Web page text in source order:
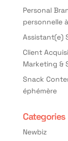
Personal
personnelle
Assistant(e)
Client
Marketing &
Snack
éphémère
Categories
Newbiz